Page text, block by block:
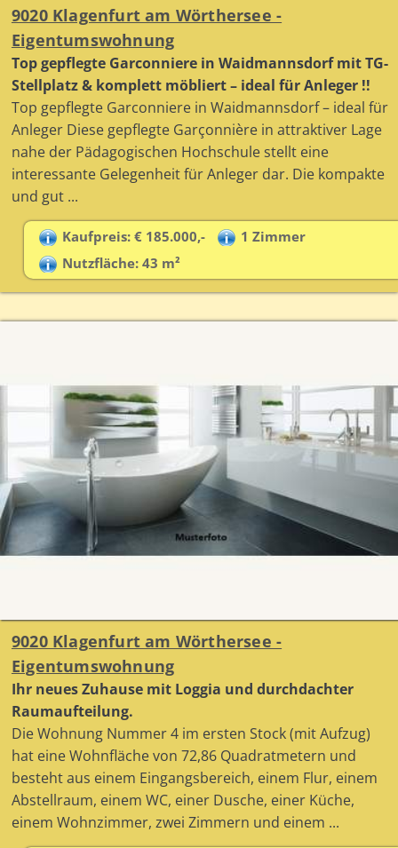
9020 Klagenfurt am Wörthersee -
Eigentumswohnung
Top gepflegte Garconniere in Waidmannsdorf mit TG-
Stellplatz & komplett möbliert – ideal für Anleger !!
Top gepflegte Garconniere in Waidmannsdorf – ideal für
Anleger Diese gepflegte Garçonnière in attraktiver Lage
nahe der Pädagogischen Hochschule stellt eine
interessante Gelegenheit für Anleger dar. Die kompakte
und gut ...
Kaufpreis: € 185.000,-
1 Zimmer
Nutzfläche: 43 m²
9020 Klagenfurt am Wörthersee -
Eigentumswohnung
Ihr neues Zuhause mit Loggia und durchdachter
Raumaufteilung.
Die Wohnung Nummer 4 im ersten Stock (mit Aufzug)
hat eine Wohnfläche von 72,86 Quadratmetern und
besteht aus einem Eingangsbereich, einem Flur, einem
Abstellraum, einem WC, einer Dusche, einer Küche,
einem Wohnzimmer, zwei Zimmern und einem ...